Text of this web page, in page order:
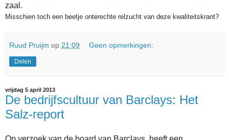
zaal.
Misschien toch een beetje onterechte relzucht van deze kwaliteitskrant?
Ruud Pruijm op 21:09 Geen opmerkingen:
Delen
vrijdag 5 april 2013
De bedrijfscultuur van Barclays: Het
Salz-report